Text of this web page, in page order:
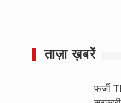
ताज़ा ख़बरें
फर्जी